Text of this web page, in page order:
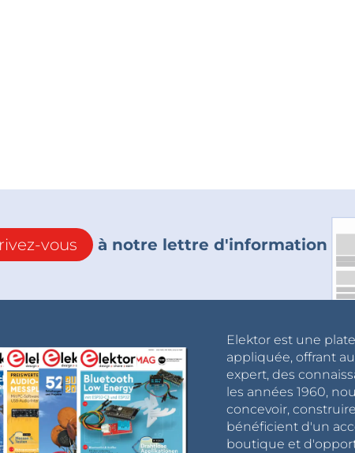
vous à notre lettre d'information
Elektor est une
appliquée, offrant
expert, des
les années 1960,
concevoir,
bénéficient d'un
boutique et